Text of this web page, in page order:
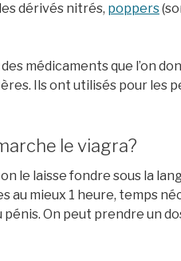
dérivés nitrés, poppers
médicaments que l’on
Ils ont utilisés pour les
le viagra?
le laisse fondre sous la
au mieux 1 heure, temps
pénis. On peut prendre un